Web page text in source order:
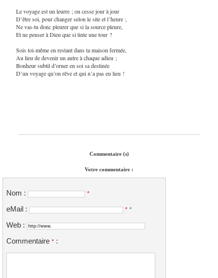
Le voyage est un leurre ; on cesse jour à jour
D’être soi, pour changer selon le site et l’heure ;
Ne vas-tu donc pleurer que si la source pleure,
Et ne penser à Dieu que si tinte une tour ?
Sois toi-même en restant dans ta maison fermée,
Au lieu de devenir un autre à chaque adieu ;
Bonheur subtil d’orner en soi sa destinée
D’un voyage qu’on rêve et qui n’a pas eu lieu !
Commentaire (s)
Votre commentaire :
Nom : *
eMail : * *
Web :
Commentaire * :